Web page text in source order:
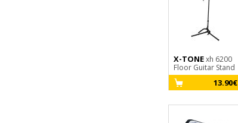
X-TONExh 6200
Floor Guitar Stand
13.90€